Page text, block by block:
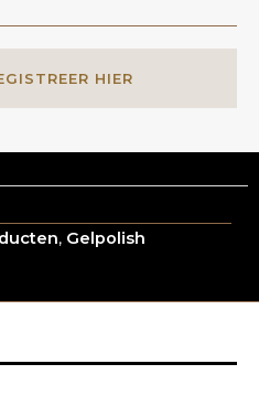
HIER
, Gelpolish